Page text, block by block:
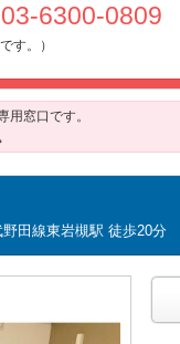
6300-0809
す。）
用窓口です。
田線東岩槻駅 徒歩20分